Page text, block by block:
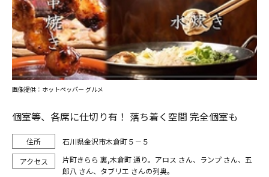
個室等、各席に仕切り有！ 落ち着く空間 完全個室も
石川県金沢市木倉町５－５
片町きらら 裏,木倉町 通り。アロス さん、ランプ さん、五
郎八 さん、タブリエ さんの列奥。
画像提供：ホットペッパー グルメ